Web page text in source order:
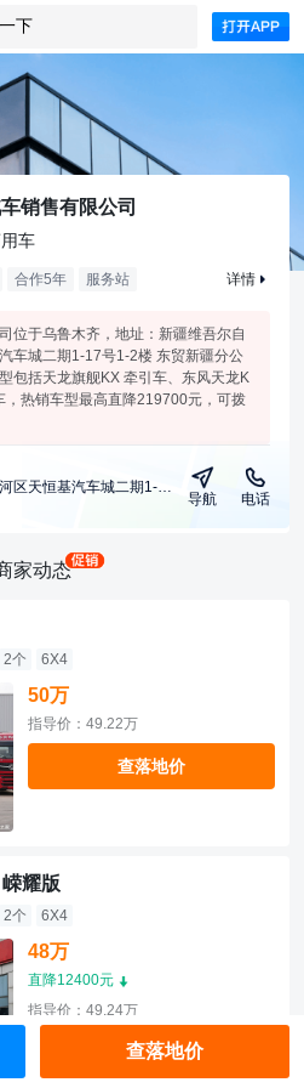
下
销售有限公司
车
合作5年 服务站 详情
位于乌鲁木齐，地址：新疆维吾尔自
车城二期1-17号1-2楼 东贸新疆分公
包括天龙旗舰KX 牵引车、东风天龙K
，热销车型最高直降219700元，可拨
新疆维吾尔自治区乌鲁木齐头屯河区天恒基汽车城二期1-17号1-2楼 东贸新疆分公司
导航 电话
家动态
2个 6X4
50万
指导价：49.22万
查落地价
耀版
2个 6X4
48万
直降12400元
指导价：49.24万
查落地价
查落地价